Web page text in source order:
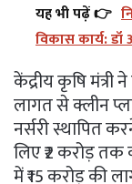
यह भी पढ़ें 👉
विकास कार्य: डॉ
केंद्रीय कृषि मंत्री
लागत से क्लीन
नर्सरी स्थापित
लिए ₹2 करोड़ तक
में ₹15 करोड़ की